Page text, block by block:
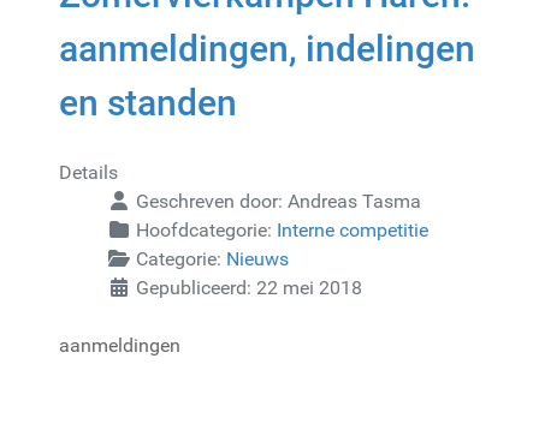
aanmeldingen, indelingen
en standen
Details
Geschreven door: Andreas Tasma
Hoofdcategorie: Interne competitie
Categorie: Nieuws
Gepubliceerd: 22 mei 2018
aanmeldingen